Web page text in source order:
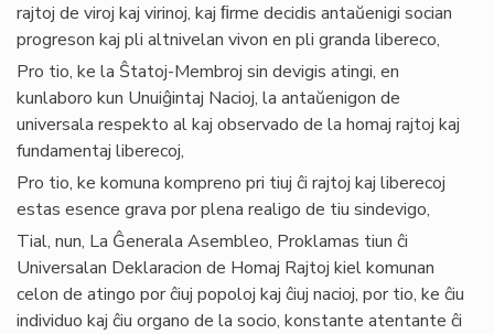
rajtoj de viroj kaj virinoj, kaj ﬁrme decidis antaŭenigi socian
progreson kaj pli altnivelan vivon en pli granda libereco,
Pro tio, ke la Ŝtatoj-Membroj sin devigis atingi, en
kunlaboro kun Unuiĝintaj Nacioj, la antaŭenigon de
universala respekto al kaj observado de la homaj rajtoj kaj
fundamentaj liberecoj,
Pro tio, ke komuna kompreno pri tiuj ĉi rajtoj kaj liberecoj
estas esence grava por plena realigo de tiu sindevigo,
Tial, nun, La Ĝenerala Asembleo, Proklamas tiun ĉi
Universalan Deklaracion de Homaj Rajtoj kiel komunan
celon de atingo por ĉiuj popoloj kaj ĉiuj nacioj, por tio, ke ĉiu
individuo kaj ĉiu organo de la socio, konstante atentante ĉi